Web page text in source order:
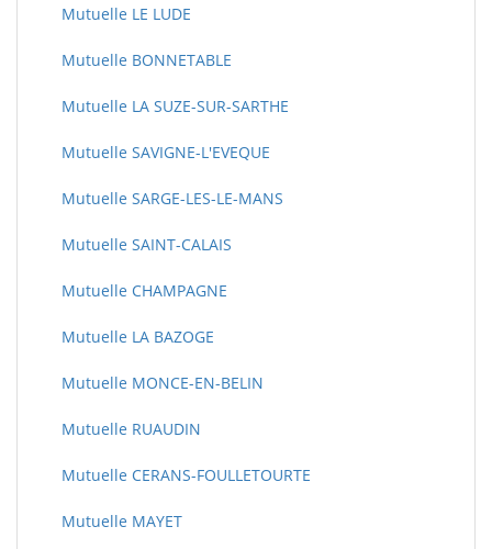
Mutuelle LE LUDE
Mutuelle BONNETABLE
Mutuelle LA SUZE-SUR-SARTHE
Mutuelle SAVIGNE-L'EVEQUE
Mutuelle SARGE-LES-LE-MANS
Mutuelle SAINT-CALAIS
Mutuelle CHAMPAGNE
Mutuelle LA BAZOGE
Mutuelle MONCE-EN-BELIN
Mutuelle RUAUDIN
Mutuelle CERANS-FOULLETOURTE
Mutuelle MAYET